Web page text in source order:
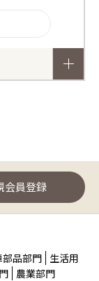
会員登録
部品部門
生活用
農業部門